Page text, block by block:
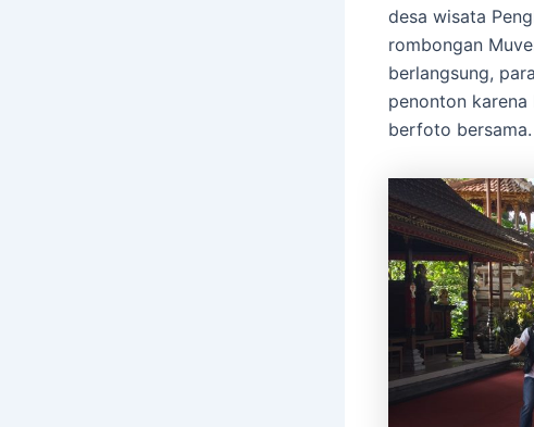
desa wisata
rombongan
berlangsung,
penonton
berfoto bersama.